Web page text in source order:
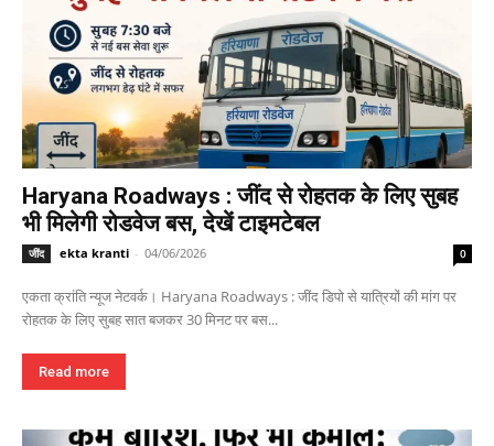
Haryana Roadways : जींद से रोहतक के लिए सुबह
भी मिलेगी रोडवेज बस, देखें टाइमटेबल
जींद ekta kranti - 04/06/2026 0
एकता क्रांति न्यूज नेटवर्क। Haryana Roadways : जींद डिपो से यात्रियों की मांग पर
रोहतक के लिए सुबह सात बजकर 30 मिनट पर बस...
Read more